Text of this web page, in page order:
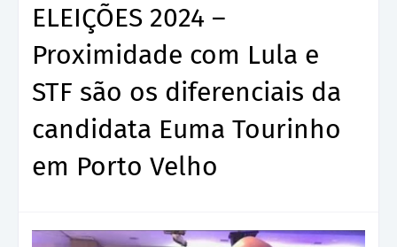
ELEIÇÕES 2024 –
Proximidade com Lula e
STF são os diferenciais da
candidata Euma Tourinho
em Porto Velho